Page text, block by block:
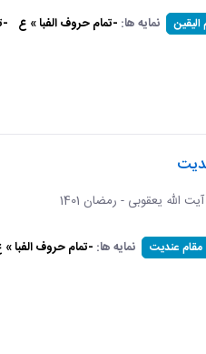
الیقین نمایه ها: -تمام حروف الفبا » ع -
الله یعقوبی - رمضان 1401
مقام عندیت نمایه ها: -تمام حروف الفبا